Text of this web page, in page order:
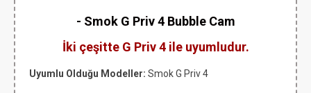
- Smok G Priv 4 BubbleCam
İki çeşitte G Priv 4 ile uyumludur.
Uyumlu Olduğu Modeller: Smok G Priv 4